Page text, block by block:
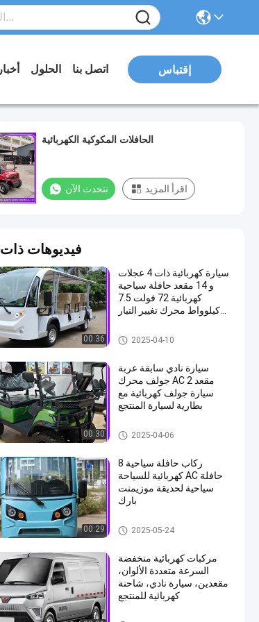
أخبار الحلول اتصل بنا إقتباس
الحافلات المكوكية الكهربائية
نتحدث الآن اقرأ المزيد
فيديوهات
00:36
سيارة كهربائية ذات 4 عجلات
و 14 مقعد حافلة سياحية
كهربائية 72 فولت 7.5
كيلوواط محرك تغيير التيار
سيارة مكوكية كهربائية
2025-04-10
00:30
سيارة نادي سابقة عربة
جولف محرك AC 2 مقعد
سيارة جولف كهربائية مع
بطارية لسيارة المنتجع
سيارة سياحية كهربائية
2025-04-06
00:29
8 ركاب حافلة سياحية
كهربائية للسياحة AC حافلة
سياحية لحديقة موزيمنت
بارك
سيارة مكوكية كهربائية
2025-05-24
مركبات كهربائية منخفضة
السرعة متعددة الألوان،
مقعدين، سيارة نادي، شاحنة
كهربائية للمنتجع